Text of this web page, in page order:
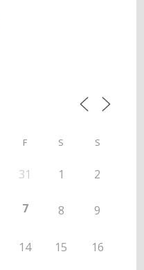
F S S
31 1 2
7 8 9
14 15 16